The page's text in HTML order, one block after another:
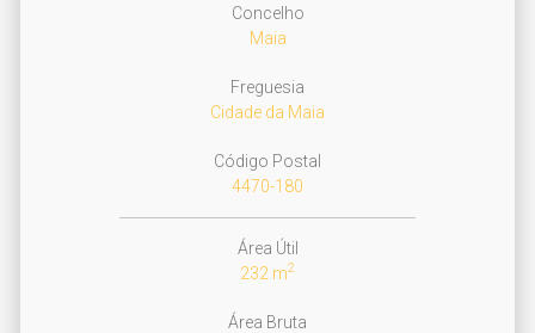
Concelho
Maia
Freguesia
Cidade da Maia
Código Postal
4470-180
Área Útil
232 m2
Área Bruta